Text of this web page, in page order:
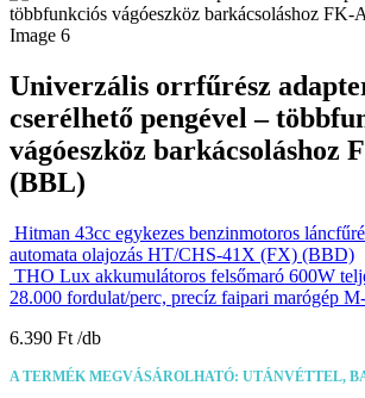
Univerzális orrfűrész
cserélhető pengével –
vágóeszköz barkácsoláshoz
(BBL)
Hitman 43cc egykezes benzinmotoros
automata olajozás HT/CHS-41X (FX) (BBD)
THO Lux akkumulátoros felsőmaró 600W
28.000 fordulat/perc, precíz faipari marógép
6.390 Ft
A TERMÉK MEGVÁSÁROLHATÓ: UTÁNVÉTTEL,